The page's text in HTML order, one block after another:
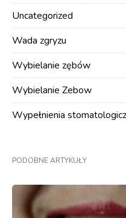
Uncategorized
Wada zgryzu
Wybielanie zębów
Wybielanie Zebow
Wypełnienia
PODOBNE ARTYKUŁY